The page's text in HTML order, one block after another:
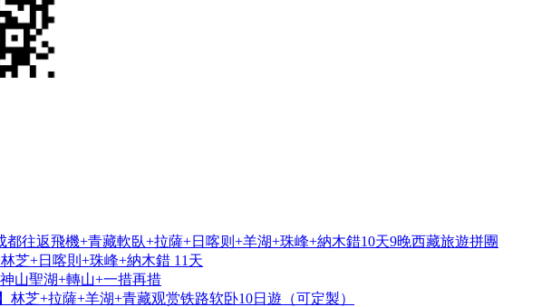
都往返飛機+青藏軟臥+拉薩+日喀则+羊湖+珠峰+納木錯10天9晚西藏旅遊拼團
芝+日喀則+珠峰+納木錯 11天
山聖湖+轉山+一措再措
林芝+拉薩+羊湖+青藏观赏铁路软卧10日遊（可定製）